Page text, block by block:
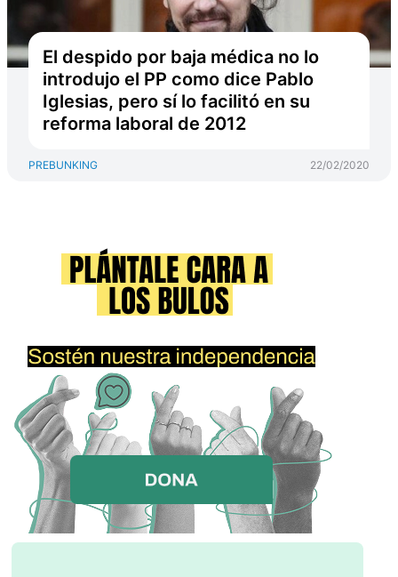
El despido por baja médica no lo
introdujo el PP como dice Pablo
Iglesias, pero sí lo facilitó en su
reforma laboral de 2012
PREBUNKING 22/02/2020